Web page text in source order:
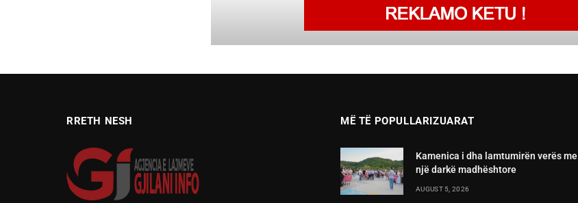
RRETH NESH MË TË POPULLARIZUARAT
Kamenica i dha lamtumirën verës me
një darkë madhështore
AUGUST 5, 2026